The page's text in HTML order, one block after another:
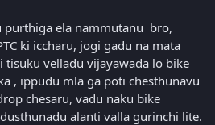
purthiga ela nammutanu bro,
ki iccharu, jogi gadu na mata
tisuku velladu vijayawada lo bike
, ippudu mla ga poti chesthunavu
chesaru, vadu naku bike
alanti valla gurinchi lite.